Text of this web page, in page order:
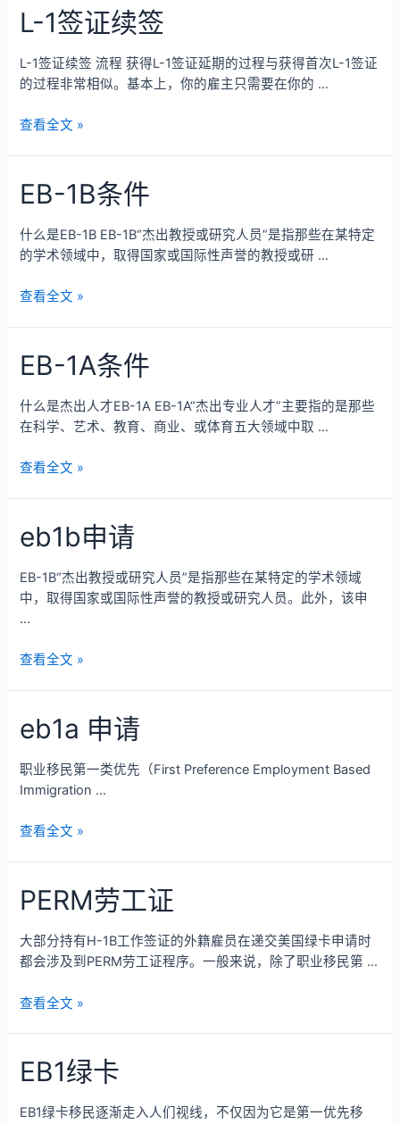
L-1签证续签
L-1签证续签 流程 获得L-1签证延期的过程与获得首次L-1签证
的过程非常相似。基本上，你的雇主只需要在你的 …
查看全文 »
EB-1B条件
什么是EB-1B EB-1B“杰出教授或研究人员”是指那些在某特定
的学术领域中，取得国家或国际性声誉的教授或研 …
查看全文 »
EB-1A条件
什么是杰出人才EB-1A EB-1A“杰出专业人才”主要指的是那些
在科学、艺术、教育、商业、或体育五大领域中取 …
查看全文 »
eb1b申请
EB-1B“杰出教授或研究人员”是指那些在某特定的学术领域
中，取得国家或国际性声誉的教授或研究人员。此外，该申
…
查看全文 »
eb1a 申请
职业移民第一类优先（First Preference Employment Based
Immigration …
查看全文 »
PERM劳工证
大部分持有H-1B工作签证的外籍雇员在递交美国绿卡申请时
都会涉及到PERM劳工证程序。一般来说，除了职业移民第 …
查看全文 »
EB1绿卡
EB1绿卡移民逐渐走入人们视线，不仅因为它是第一优先移